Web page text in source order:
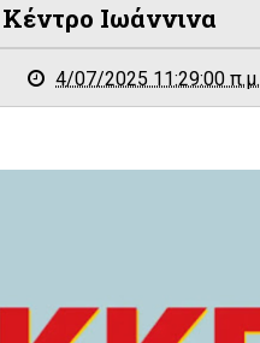
Ιωάννινα
4/07/2025 11:29:00 π.μ.